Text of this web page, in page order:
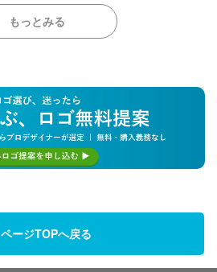
もっとみる
ページTOPへ戻る